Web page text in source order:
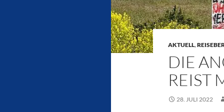
AKTUELL,
DIE
REIST
28. JULI 2022